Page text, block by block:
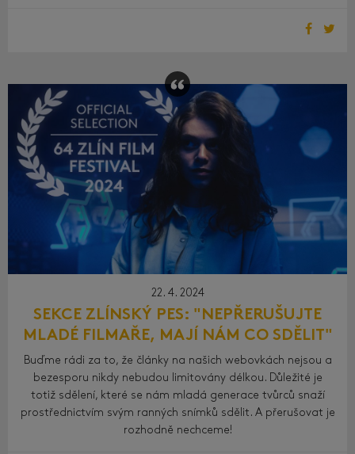
22. 4. 2024
SEKCE ZLÍNSKÝ PES: "NEPŘERUŠUJTE
MLADÉ FILMAŘE, MAJÍ NÁM CO SDĚLIT"
Buďme rádi za to, že články na našich webovkách nejsou a
bezesporu nikdy nebudou limitovány délkou. Důležité je
totiž sdělení, které se nám mladá generace tvůrců snaží
prostřednictvím svým ranných snímků sdělit. A přerušovat je
rozhodně nechceme!